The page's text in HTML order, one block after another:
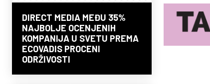
DIRECT MEDIA MEĐU 35%
NAJBOLJE OCENJENIH
KOMPANIJA U SVETU PREMA
ECOVADIS PROCENI
ODRŽIVOSTI